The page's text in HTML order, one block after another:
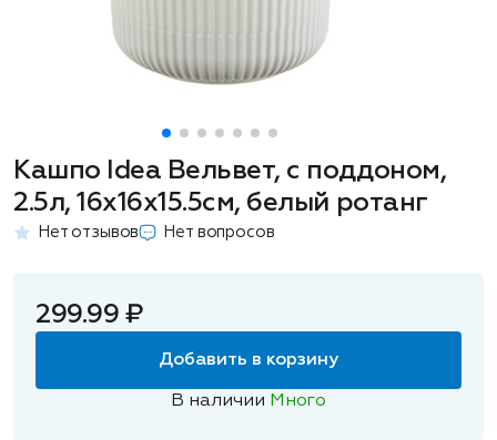
Кашпо Idea Вельвет, с поддоном,
2.5л, 16x16x15.5см, белый ротанг
Нет отзывов Нет вопросов
299.99 ₽
Добавить в корзину
В наличии Много